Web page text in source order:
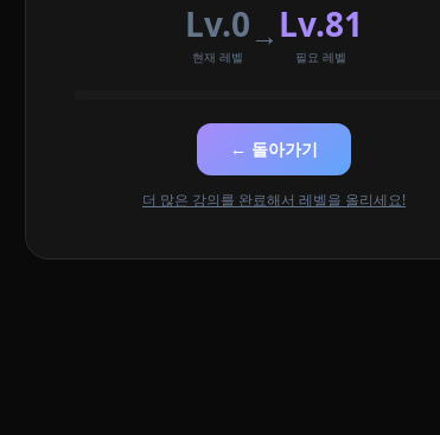
Lv.0
현재 레벨
→ Lv.81
필요 레벨
← 돌아가기
더 많은 강의를 완료해서 레벨을 올리세요!